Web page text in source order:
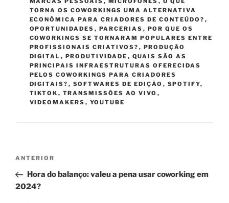
TORNA OS COWORKINGS UMA ALTERNATIVA
ECONÔMICA PARA CRIADORES DE CONTEÚDO? ,
OPORTUNIDADES , PARCERIAS , POR QUE OS
COWORKINGS SE TORNARAM POPULARES ENTRE
PROFISSIONAIS CRIATIVOS? , PRODUÇÃO
DIGITAL , PRODUTIVIDADE , QUAIS SÃO AS
PRINCIPAIS INFRAESTRUTURAS OFERECIDAS
PELOS COWORKINGS PARA CRIADORES
DIGITAIS? , SOFTWARES DE EDIÇÃO , SPOTIFY,
TIKTOK , TRANSMISSÕES AO VIVO ,
VIDEOMAKERS , YOUTUBE
Navegação
Post
Post
anterior
ANTERIOR
Hora do balanço: valeu a pena usar coworking em
2024?